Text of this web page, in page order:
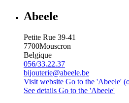
Abeele
Petite Rue 39-41
7700Mouscron
Belgique
056/33.22.37
bijouterie@abeele.be
Visit website Go to the 'Abeele'
See details Go to the 'Abeele'